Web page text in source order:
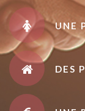
UNE
DES